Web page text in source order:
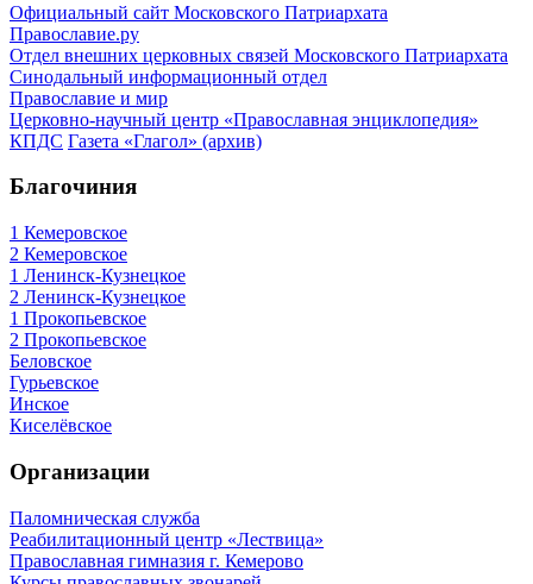
Официальный сайт Московского Патриархата
Православие.ру
Отдел внешних церковных связей Московского Патриархата
Синодальный информационный отдел
Православие и мир
Церковно-научный центр «Православная энциклопедия»
КПДС Газета «Глагол» (архив)
Благочиния
1 Кемеровское
2 Кемеровское
1 Ленинск-Кузнецкое
2 Ленинск-Кузнецкое
1 Прокопьевское
2 Прокопьевское
Беловское
Гурьевское
Инское
Киселёвское
Организации
Паломническая служба
Реабилитационный центр «Лествица»
Православная гимназия г. Кемерово